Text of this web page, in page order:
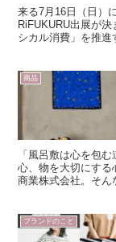
来る7月16日（日）
RiFUKURU出展が
シカル消費」を推進
商品
「風呂敷は心を包
心、物を大切にする
商業株式会社。そん
ブランドのこと